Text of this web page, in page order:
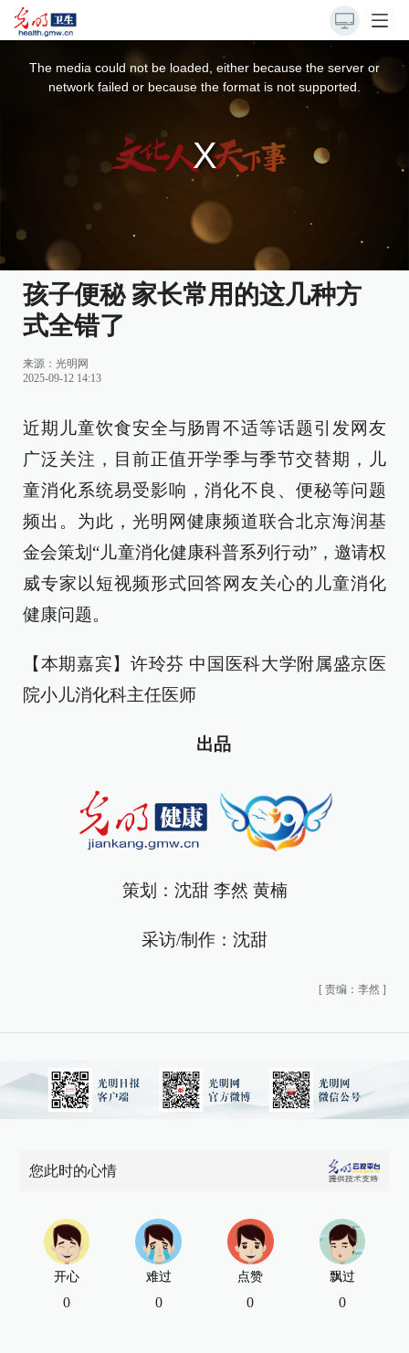
The media could not be loaded, either because the server or
network failed or because the format is not supported.
孩子便秘 家长常用的这几种方
式全错了
来源：光明网
2025-09-12 14:13
近期儿童饮食安全与肠胃不适等话题引发网友
广泛关注，目前正值开学季与季节交替期，儿
童消化系统易受影响，消化不良、便秘等问题
频出。为此，光明网健康频道联合北京海润基
金会策划“儿童消化健康科普系列行动”，邀请权
威专家以短视频形式回答网友关心的儿童消化
健康问题。
【本期嘉宾】许玲芬 中国医科大学附属盛京医
院小儿消化科主任医师
出品
策划：沈甜 李然 黄楠
采访/制作：沈甜
[ 责编：李然 ]
您此时的心情
开心
0
难过
0
点赞
0
飘过
0